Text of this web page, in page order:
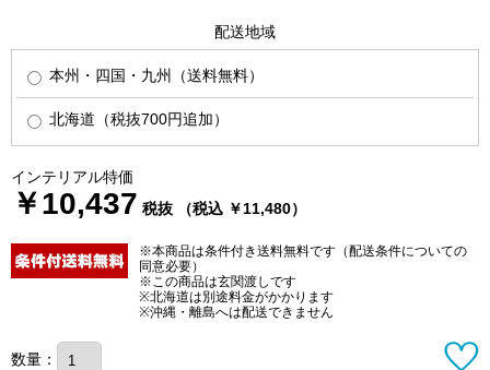
配送地域
本州・四国・九州（送料無料）
北海道（税抜700円追加）
インテリアル特価
￥10,437 税抜 （税込 ￥11,480）
※本商品は条件付き送料無料です（配送条件についての
同意必要）
※この商品は玄関渡しです
※北海道は別途料金がかかります
※沖縄・離島へは配送できません
数量：